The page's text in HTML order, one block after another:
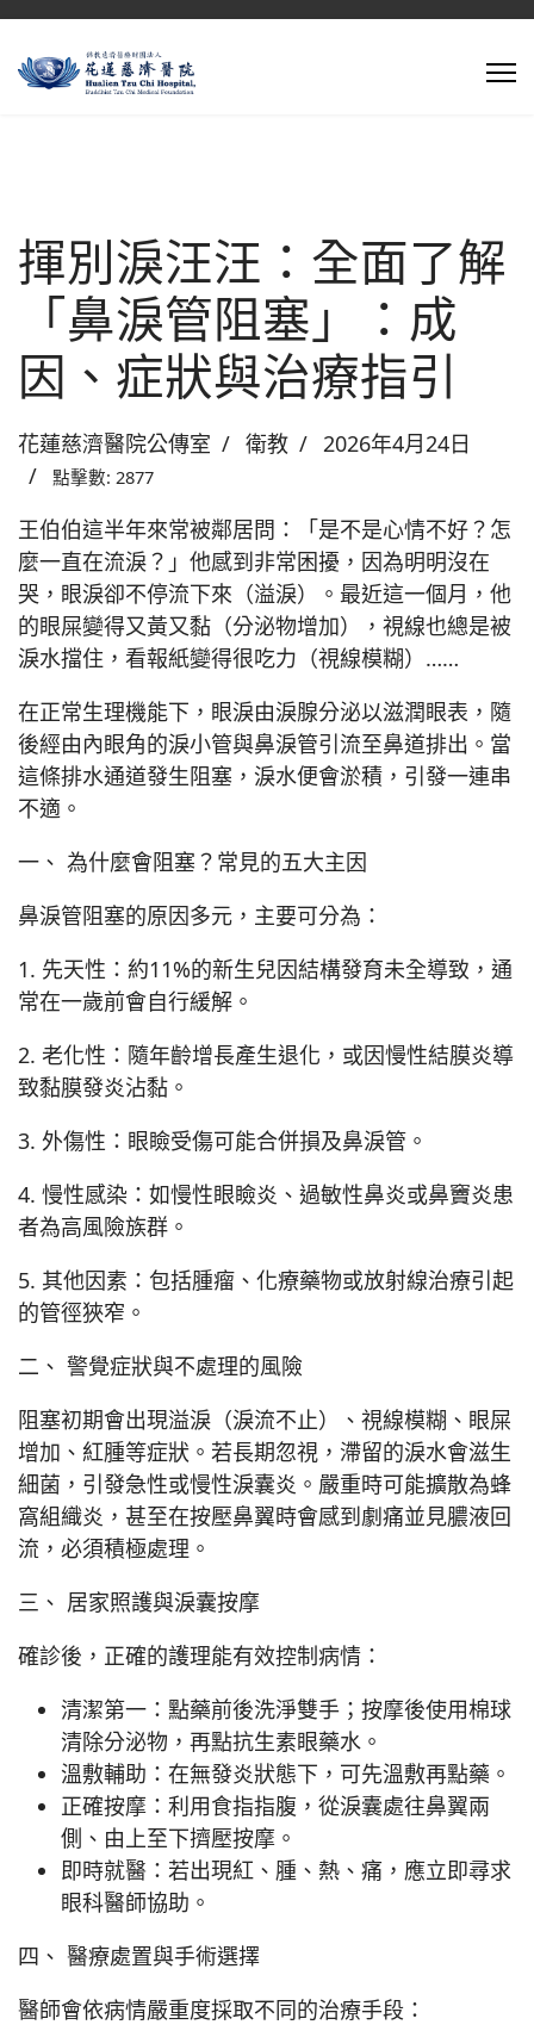
揮別淚汪汪：全面了解
「鼻淚管阻塞」：成
因、症狀與治療指引
花蓮慈濟醫院公傳室 衛教 2026年4月24日
點擊數: 2877
王伯伯這半年來常被鄰居問：「是不是心情不好？怎
麼一直在流淚？」他感到非常困擾，因為明明沒在
哭，眼淚卻不停流下來（溢淚）。最近這一個月，他
的眼屎變得又黃又黏（分泌物增加），視線也總是被
淚水擋住，看報紙變得很吃力（視線模糊）……
在正常生理機能下，眼淚由淚腺分泌以滋潤眼表，隨
後經由內眼角的淚小管與鼻淚管引流至鼻道排出。當
這條排水通道發生阻塞，淚水便會淤積，引發一連串
不適。
一、 為什麼會阻塞？常見的五大主因
鼻淚管阻塞的原因多元，主要可分為：
1. 先天性：約11%的新生兒因結構發育未全導致，通
常在一歲前會自行緩解。
2. 老化性：隨年齡增長產生退化，或因慢性結膜炎導
致黏膜發炎沾黏。
3. 外傷性：眼瞼受傷可能合併損及鼻淚管。
4. 慢性感染：如慢性眼瞼炎、過敏性鼻炎或鼻竇炎患
者為高風險族群。
5. 其他因素：包括腫瘤、化療藥物或放射線治療引起
的管徑狹窄。
二、 警覺症狀與不處理的風險
阻塞初期會出現溢淚（淚流不止）、視線模糊、眼屎
增加、紅腫等症狀。若長期忽視，滯留的淚水會滋生
細菌，引發急性或慢性淚囊炎。嚴重時可能擴散為蜂
窩組織炎，甚至在按壓鼻翼時會感到劇痛並見膿液回
流，必須積極處理。
三、 居家照護與淚囊按摩
確診後，正確的護理能有效控制病情：
清潔第一：點藥前後洗淨雙手；按摩後使用棉球
清除分泌物，再點抗生素眼藥水。
溫敷輔助：在無發炎狀態下，可先溫敷再點藥。
正確按摩：利用食指指腹，從淚囊處往鼻翼兩
側、由上至下擠壓按摩。
即時就醫：若出現紅、腫、熱、痛，應立即尋求
眼科醫師協助。
四、 醫療處置與手術選擇
醫師會依病情嚴重度採取不同的治療手段：